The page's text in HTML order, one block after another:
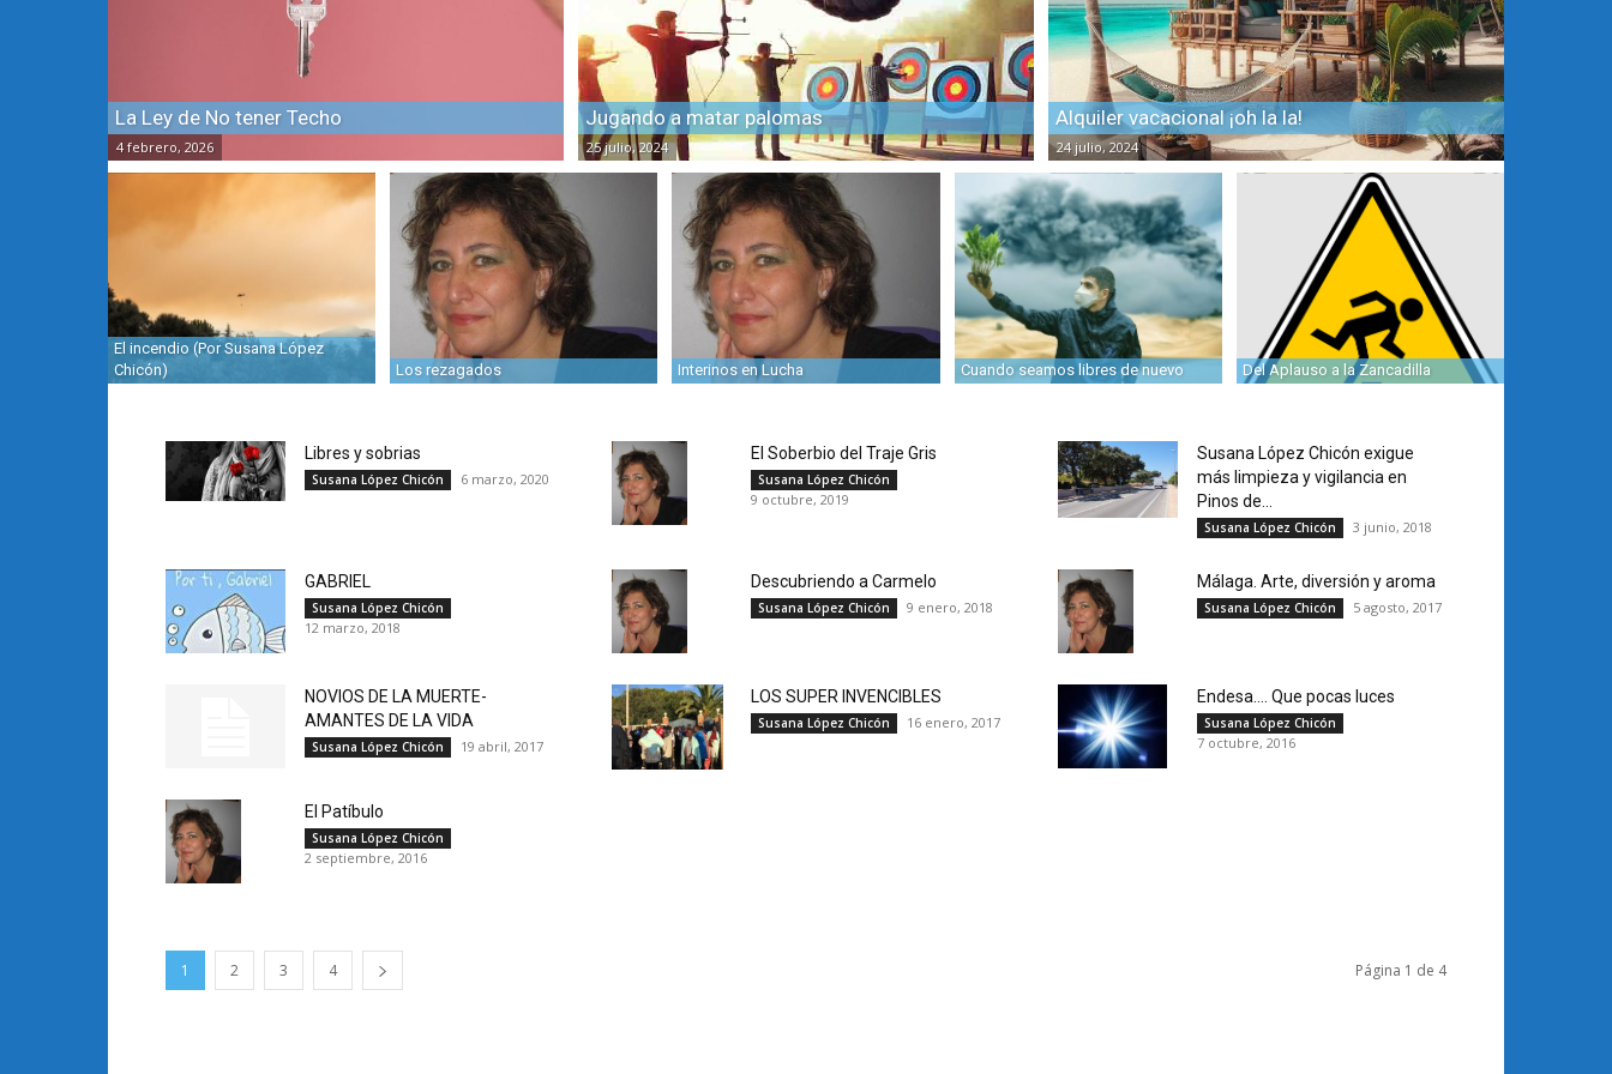
La Ley de No tener Techo
4 febrero, 2026
Jugando a matar palomas
25 julio, 2024
Alquiler vacacional ¡oh la la!
24 julio, 2024
El incendio (Por Susana López
Chicón)
Los rezagados Interinos en Lucha Cuando seamos libres de nuevo Del Aplauso a la Zancadilla
Libres y sobrias
Susana López Chicón 6 marzo, 2020
El Soberbio del Traje Gris
Susana López Chicón
9 octubre, 2019
Susana López Chicón exigue
más limpieza y vigilancia en
Pinos de...
Susana López Chicón 3 junio, 2018
GABRIEL
Susana López Chicón
12 marzo, 2018
Descubriendo a Carmelo
Susana López Chicón 9 enero, 2018
Málaga. Arte, diversión y aroma
Susana López Chicón 5 agosto, 2017
NOVIOS DE LA MUERTE-
AMANTES DE LA VIDA
Susana López Chicón 19 abril, 2017
LOS SUPER INVENCIBLES
Susana López Chicón 16 enero, 2017
Endesa…. Que pocas luces
Susana López Chicón
7 octubre, 2016
El Patíbulo
Susana López Chicón
2 septiembre, 2016
1 2 3 4 Página 1 de 4